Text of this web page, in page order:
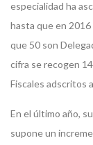
especialidad ha
hasta que en
que 50 son
cifra se recogen
Fiscales adscritos
En el último año,
supone un